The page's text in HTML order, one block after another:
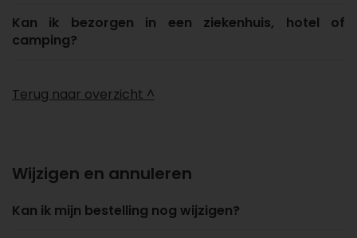
Kan ik bezorgen in een ziekenhuis, hotel of
camping?
Terug naar overzicht ^
Wijzigen en annuleren
Kan ik mijn bestelling nog wijzigen?